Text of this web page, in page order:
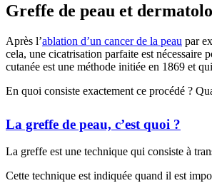
Greffe de peau et
Après l’ablation d’un cancer de la peau par
cela, une cicatrisation parfaite est nécessaire
cutanée est une méthode initiée en 1869 et
En quoi consiste exactement ce procédé ?
La greffe de peau, c’est quoi ?
La greffe est une technique qui consiste à
Cette technique est indiquée quand il est